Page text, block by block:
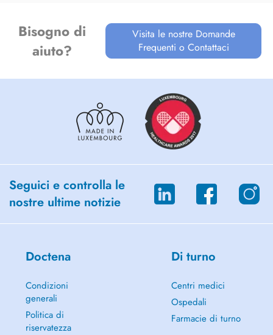
Bisogno di
aiuto?
Visita le nostre Domande
Frequenti o Contattaci
Seguici e controlla le
nostre ultime notizie
Doctena
Condizioni
generali
Politica di
riservatezza
Di turno
Centri medici
Ospedali
Farmacie di turno